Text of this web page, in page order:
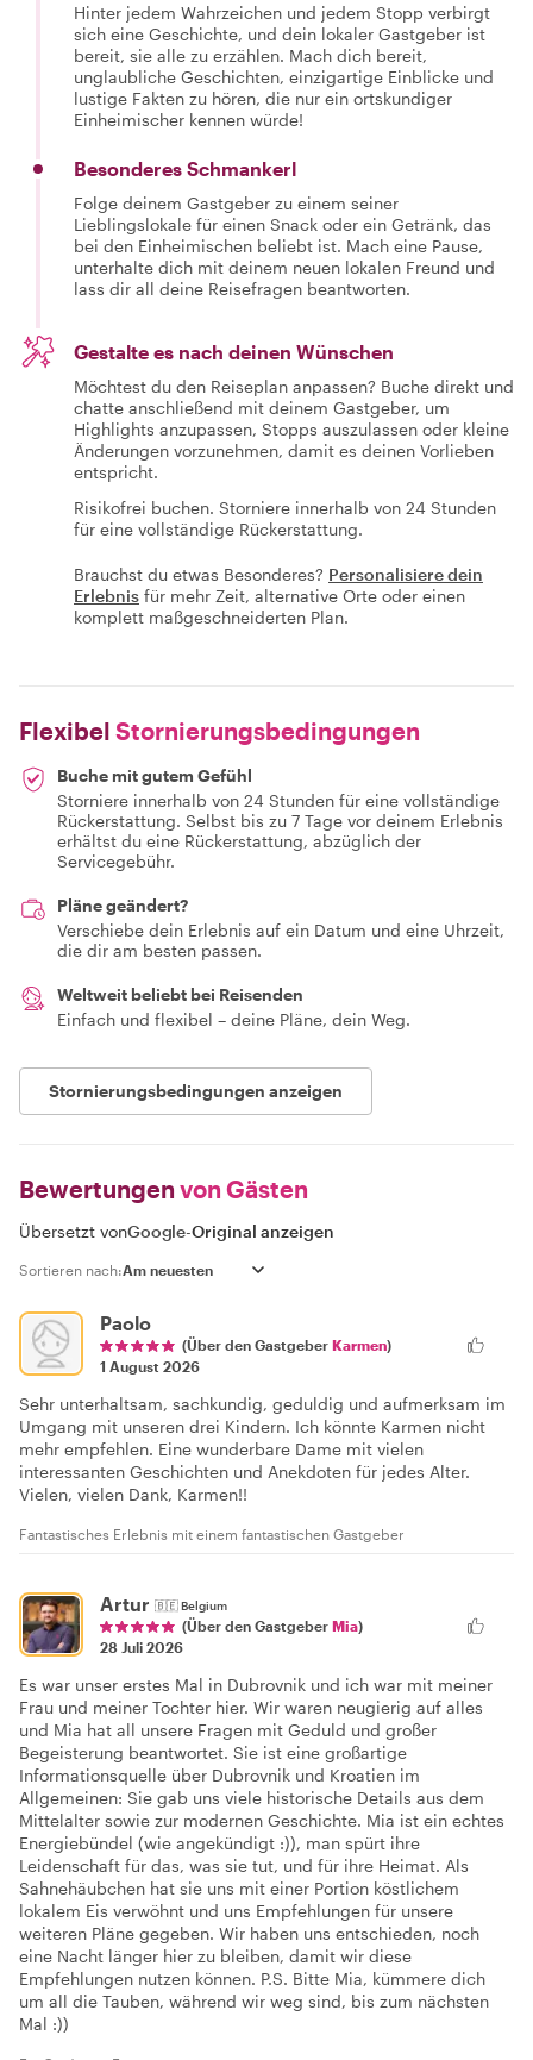
Hinter jedem Wahrzeichen und jedem Stopp verbirgt
sich eine Geschichte, und dein lokaler Gastgeber ist
bereit, sie alle zu erzählen. Mach dich bereit,
unglaubliche Geschichten, einzigartige Einblicke und
lustige Fakten zu hören, die nur ein ortskundiger
Einheimischer kennen würde!
Besonderes Schmankerl
Folge deinem Gastgeber zu einem seiner
Lieblingslokale für einen Snack oder ein Getränk, das
bei den Einheimischen beliebt ist. Mach eine Pause,
unterhalte dich mit deinem neuen lokalen Freund und
lass dir all deine Reisefragen beantworten.
Gestalte es nach deinen Wünschen
Möchtest du den Reiseplan anpassen? Buche direkt und
chatte anschließend mit deinem Gastgeber, um
Highlights anzupassen, Stopps auszulassen oder kleine
Änderungen vorzunehmen, damit es deinen Vorlieben
entspricht.
Risikofrei buchen. Storniere innerhalb von 24 Stunden
für eine vollständige Rückerstattung.
Brauchst du etwas Besonderes? Personalisiere dein
Erlebnis für mehr Zeit, alternative Orte oder einen
komplett maßgeschneiderten Plan.
Flexibel Stornierungsbedingungen
Buche mit gutem Gefühl
Storniere innerhalb von 24 Stunden für eine vollständige
Rückerstattung. Selbst bis zu 7 Tage vor deinem Erlebnis
erhältst du eine Rückerstattung, abzüglich der
Servicegebühr.
Pläne geändert?
Verschiebe dein Erlebnis auf ein Datum und eine Uhrzeit,
die dir am besten passen.
Weltweit beliebt bei Reisenden
Einfach und flexibel – deine Pläne, dein Weg.
Stornierungsbedingungen anzeigen
Bewertungen von Gästen
Übersetzt vonGoogle-Original anzeigen
Sortieren nach:
Paolo
(Über den Gastgeber Karmen)
1 August 2026
Sehr unterhaltsam, sachkundig, geduldig und aufmerksam im
Umgang mit unseren drei Kindern. Ich könnte Karmen nicht
mehr empfehlen. Eine wunderbare Dame mit vielen
interessanten Geschichten und Anekdoten für jedes Alter.
Vielen, vielen Dank, Karmen!!
Fantastisches Erlebnis mit einem fantastischen Gastgeber
Artur 🇧🇪Belgium
(Über den Gastgeber Mia)
28 Juli 2026
Es war unser erstes Mal in Dubrovnik und ich war mit meiner
Frau und meiner Tochter hier. Wir waren neugierig auf alles
und Mia hat all unsere Fragen mit Geduld und großer
Begeisterung beantwortet. Sie ist eine großartige
Informationsquelle über Dubrovnik und Kroatien im
Allgemeinen: Sie gab uns viele historische Details aus dem
Mittelalter sowie zur modernen Geschichte. Mia ist ein echtes
Energiebündel (wie angekündigt :)), man spürt ihre
Leidenschaft für das, was sie tut, und für ihre Heimat. Als
Sahnehäubchen hat sie uns mit einer Portion köstlichem
lokalem Eis verwöhnt und uns Empfehlungen für unsere
weiteren Pläne gegeben. Wir haben uns entschieden, noch
eine Nacht länger hier zu bleiben, damit wir diese
Empfehlungen nutzen können. P.S. Bitte Mia, kümmere dich
um all die Tauben, während wir weg sind, bis zum nächsten
Mal :))